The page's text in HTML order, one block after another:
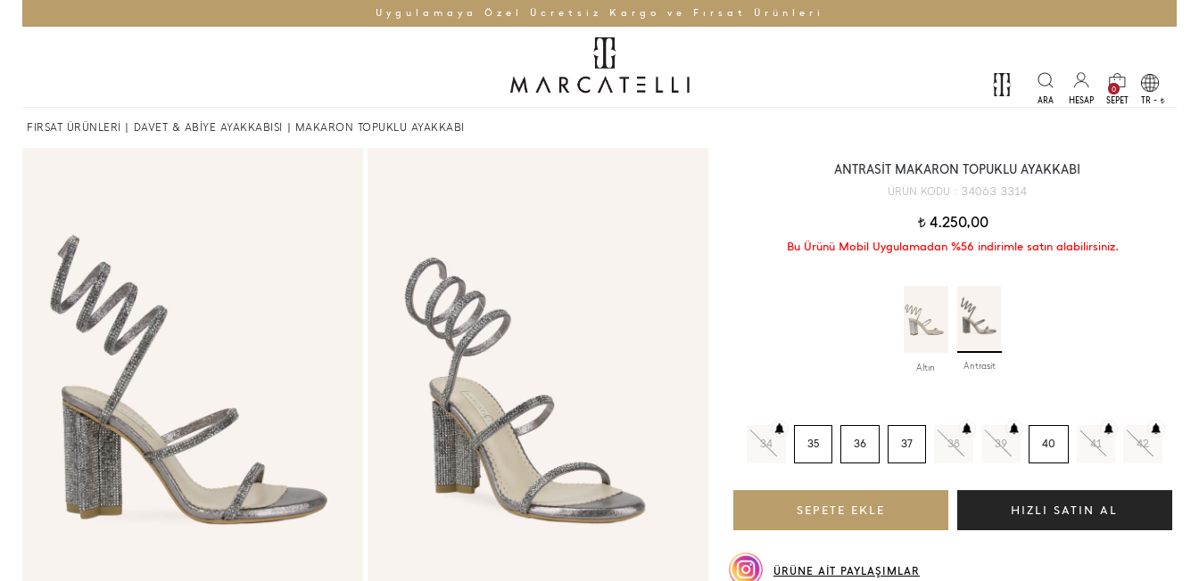
Uygulamaya Özel Ücretsiz Kargo ve Fırsat Ürünleri
0
TR - t
FIRSAT ÜRÜNLERİ DAVET & ABİYE AYAKKABISI | MAKARON TOPUKLU AYAKKABI
ANTRASİT MAKARON TOPUKLU AYAKKABI
ÜRÜN KODU : 34063 3314
t4.250,00
Bu Ürünü Mobil Uygulamadan %56 indirimle satın alabilirsiniz.
Altın Antrasit
34 35 36 37 38 39 40 41 42
ÜRÜNE AİT PAYLAŞIMLAR